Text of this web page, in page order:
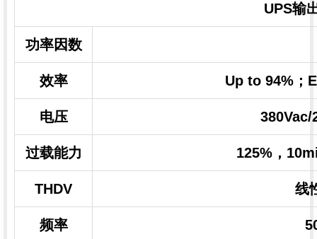
UPS输
功率因数
效率 Up to 94%；
电压 380Vac/
过载能力 125%，
THDV 线
频率